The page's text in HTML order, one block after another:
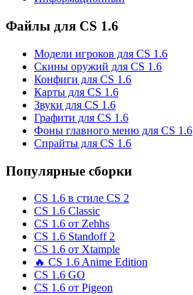
Файлы для CS 1.6
Модели игроков для CS 1.6
Скины оружий для CS 1.6
Конфиги для CS 1.6
Карты для CS 1.6
Звуки для CS 1.6
Графити для CS 1.6
Фоны главного меню для CS 1.6
Спрайты для CS 1.6
Популярные сборки
CS 1.6 в стиле CS 2
CS 1.6 Classic
CS 1.6 от Zehhs
CS 1.6 Standoff 2
CS 1.6 от Xtample
🔥 CS 1.6 Anime Edition
CS 1.6 GO
CS 1.6 от Pigeon